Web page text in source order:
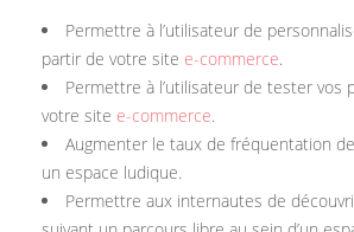
Permettre à l’utilisateur de
partir de votre site e-commerce.
Permettre à l’utilisateur de tester vos
votre site e-commerce.
Augmenter le taux de fréquentation
un espace ludique.
Permettre aux internautes de